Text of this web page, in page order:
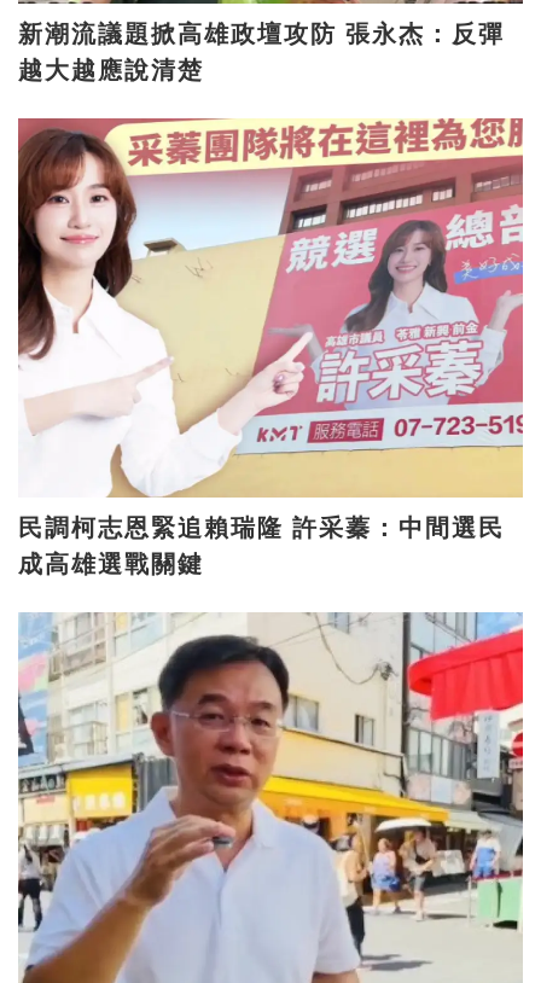
新潮流議題掀高雄政壇攻防 張永杰：反彈
越大越應說清楚
民調柯志恩緊追賴瑞隆 許采蓁：中間選民
成高雄選戰關鍵